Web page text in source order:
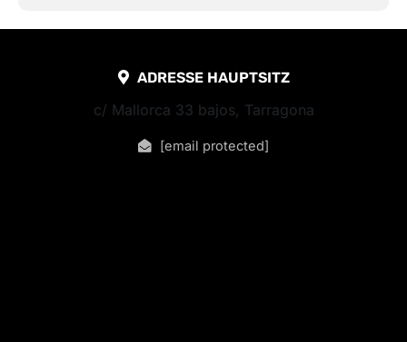
ADRESSE HAUPTSITZ
c/ Mallorca 33 bajos, Tarragona
[email protected]